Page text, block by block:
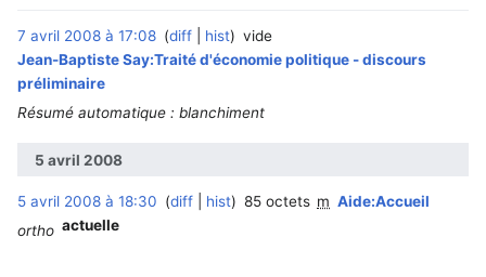
7 avril 2008 à 17:08 diff hist
vide
Jean-Baptiste Say:Traité d'économie politique - discours
préliminaire
Résumé automatique : blanchiment
5 avril 2008
5 avril 2008 à 18:30 diff hist 85 octets m Aide:Accueil
ortho actuelle